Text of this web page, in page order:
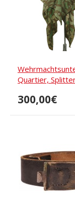
Quartier,
300,00€